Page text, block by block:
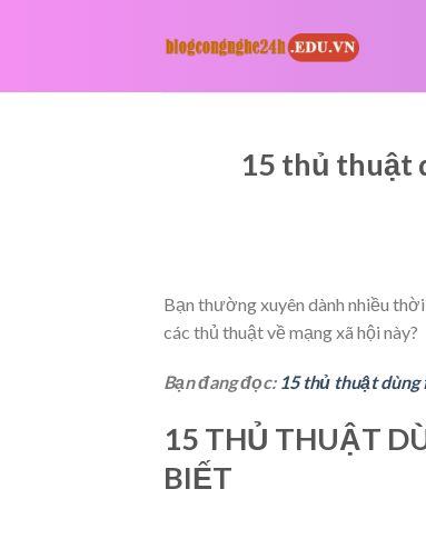
15 thủ thuật
Bạn thường xuyên dành nhiều
các thủ thuật về mạng xã hội này?
Bạn đang đọc: 15 thủ thuật dùng
15 THỦ THUẬT
BIẾT